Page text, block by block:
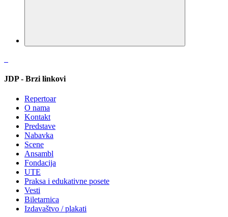
JDP - Brzi linkovi
Repertoar
O nama
Kontakt
Predstave
Nabavka
Scene
Ansambl
Fondacija
UTE
Praksa i edukativne posete
Vesti
Biletarnica
Izdavaštvo / plakati